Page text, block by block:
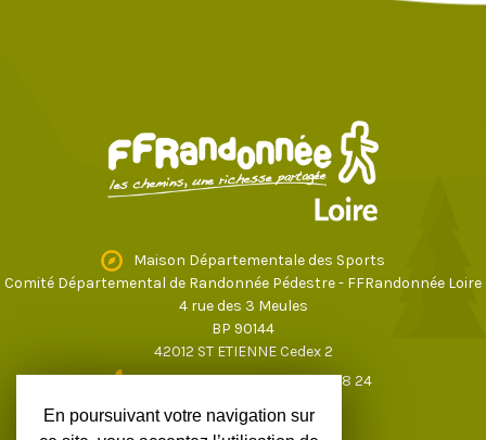
Maison Départementale des Sports
Comité Départemental de Randonnée Pédestre - FFRandonnée Loire
4 rue des 3 Meules
BP 90144
42012 ST ETIENNE Cedex 2
04 77 43 59 17ou04 77 37 28 24
loire@ffrandonnee.fr
En poursuivant votre navigation sur